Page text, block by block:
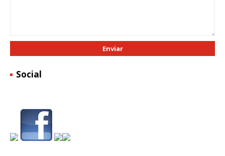
Social